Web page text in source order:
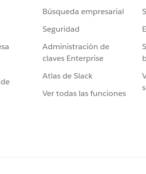
Búsqueda empresarial
Seguridad
Administración de
claves Enterprise
Atlas de Slack
Ver todas las funciones